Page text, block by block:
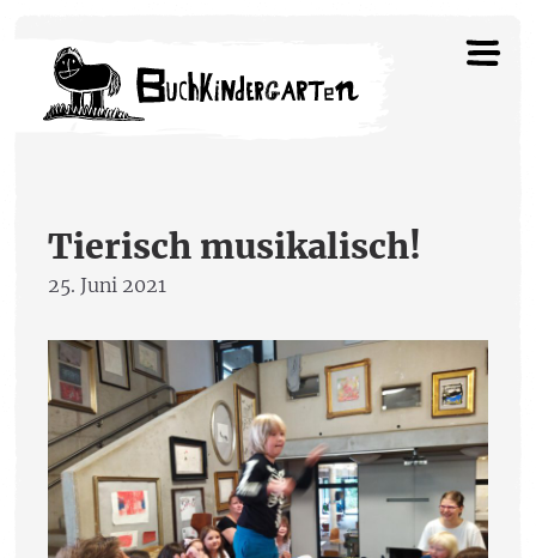
Tierisch musikalisch!
25. Juni 2021